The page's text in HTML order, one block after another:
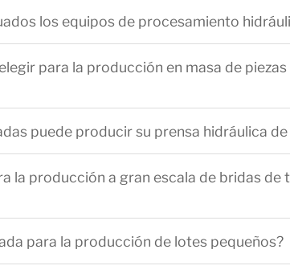
los equipos de procesamiento
para la producción en masa de
puede producir su prensa hidráulica
la producción a gran escala de bridas de
para la producción de lotes pequeños?